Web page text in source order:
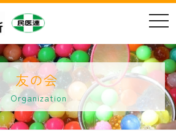
t
o
g
l
e
a
v
g
a
t
友の会
Organization